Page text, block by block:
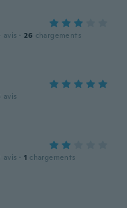
avis · 26 chargements
avis
avis · 1 chargements